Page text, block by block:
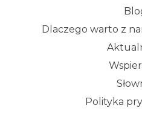
Dlaczego warto z
Polityka